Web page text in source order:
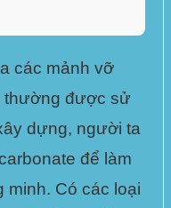
các mảnh vỡ
thường được sử
dựng, người ta
để làm
minh. Có các loại